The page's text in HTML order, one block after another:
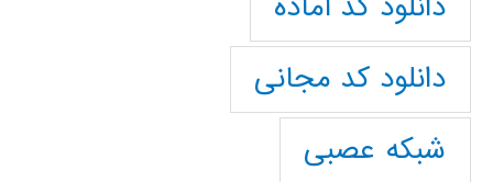
دانلود کد مجانی
شبکه عصبی